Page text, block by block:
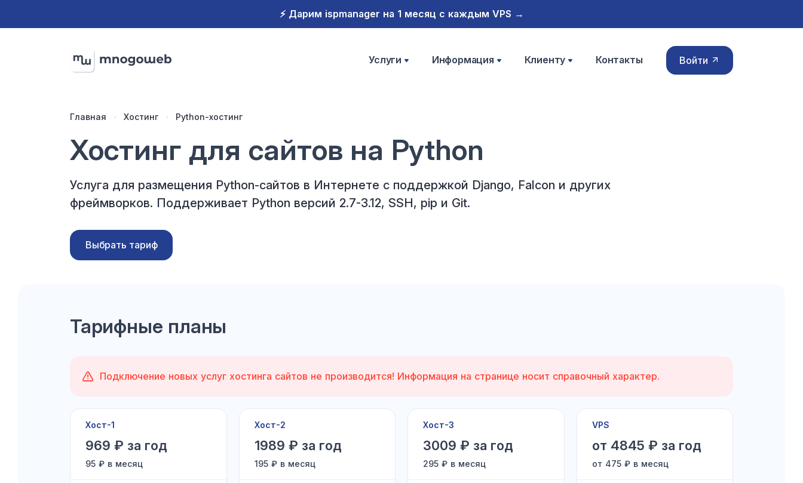
⚡️ Дарим ispmanager на 1 месяц с каждым VPS →
Услуги Информация Клиенту Контакты Войти
Главная Хостинг Python-хостинг
Хостинг для сайтов на Python
Услуга для размещения Python-сайтов в Интернете с поддержкой Django, Falcon и других
фреймворков. Поддерживает Python версий 2.7-3.12, SSH, pip и Git.
Выбрать тариф
Тарифные планы
Подключение новых услуг хостинга сайтов не производится! Информация на странице носит справочный характер.
Хост-1
969 ₽ за год
95 ₽ в месяц
Хост-2
1989 ₽ за год
195 ₽ в месяц
Хост-3
3009 ₽ за год
295 ₽ в месяц
VPS
от 4845 ₽ за год
от 475 ₽ в месяц